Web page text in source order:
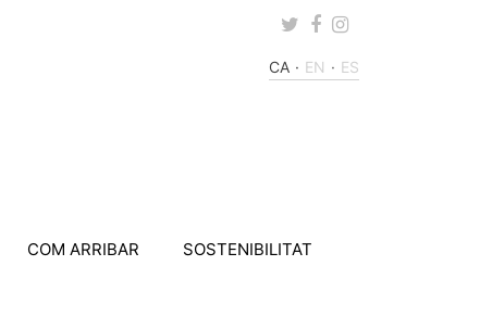
Twitter
Facebook
Instagram
CA EN ES
COM ARRIBAR SOSTENIBILITAT